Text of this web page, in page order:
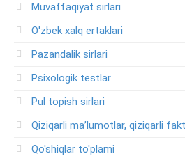
Muvaffaqiyat sirlari
O'zbek xalq ertaklari
Pazandalik sirlari
Psixologik testlar
Pul topish sirlari
Qiziqarli ma’lumotlar, qiziqarli
Qo'shiqlar to'plami